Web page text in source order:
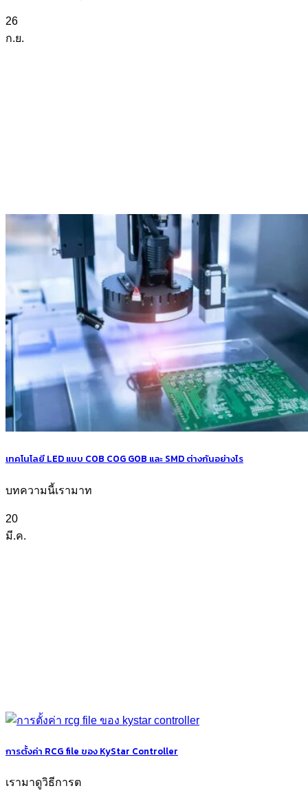
26
ก.ย.
เทคโนโลยี LED แบบ COB COG GOB และ SMD ต่างกันอย่างไร
บทความนี้เรามาท
20
มี.ค.
การตั้งค่า RCG file ของ KyStar Controller
เรามาดูวิธีการต